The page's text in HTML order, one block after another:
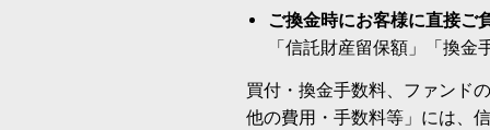
ご換金時にお客様に直接ご
「信託財産留保額」「換
買付・換金手数料、ファンド
他の費用・手数料等」には、